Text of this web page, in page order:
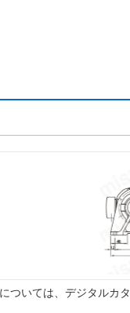
ついては、デジタルカ